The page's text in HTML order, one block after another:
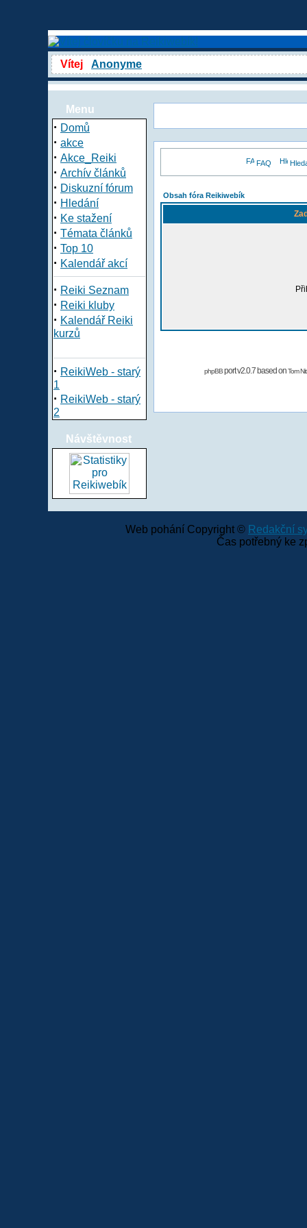
Vítej Anonyme
Menu
· Domů
· akce
· Akce_Reiki
· Archív článků
· Diskuzní fórum
· Hledání
· Ke stažení
· Témata článků
· Top 10
· Kalendář akcí
· Reiki Seznam
· Reiki kluby
· Kalendář Reiki
kurzů
· ReikiWeb - starý
1
· ReikiWeb - starý
2
Návštěvnost
FAQ
Obsah fóra Reikiwebík
phpBBport v2.0.7 based onTom
Web pohání Copyright © Redakční
Čas potřebný ke